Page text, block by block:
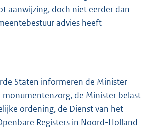
aanwijzing, doch niet eerder dan
advies heeft
Staten informeren de Minister
monumentenzorg, de Minister belast
ordening, de Dienst van het
Registers in Noord-Holland